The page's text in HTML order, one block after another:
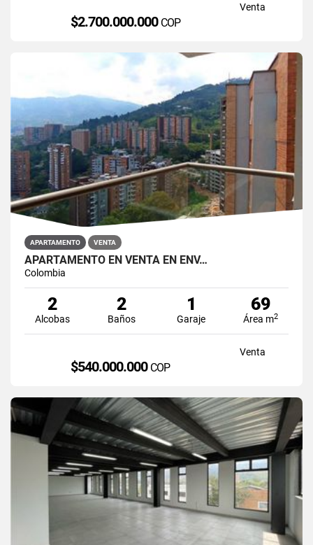
Venta
$2.700.000.000 COP
APARTAMENTO VENTA
APARTAMENTO EN VENTA EN ENV…
Colombia
2
Alcobas
2
Baños
1
Garaje
69
Área m2
Venta
$540.000.000 COP